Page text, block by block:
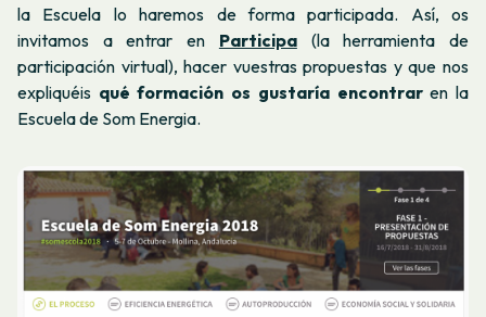
la Escuela lo haremos de formaparticipada. Así, os
invitamos a entrar en Participa(la herramienta de
participación virtual), hacer vuestras propuestas y que nos
expliquéis qué formación os gustaría encontraren la
Escuela de Som Energia.